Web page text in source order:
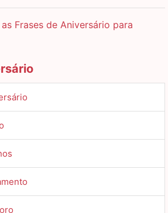
Frases de Aniversário para